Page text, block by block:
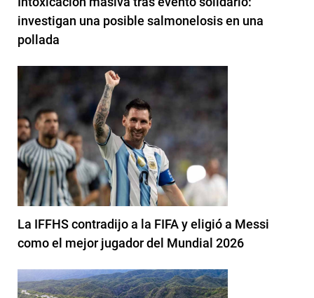
investigan una posible salmonelosis en una
pollada
La IFFHS contradijo a la FIFA y eligió a Messi
como el mejor jugador del Mundial 2026